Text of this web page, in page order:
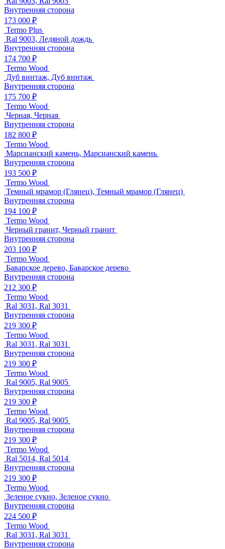
Внутренняя сторона
173 000 ₽
Termo Plus
Ral 9003, Ледяной дождь
Внутренняя сторона
174 700 ₽
Termo Wood
Дуб винтаж, Дуб винтаж
Внутренняя сторона
175 700 ₽
Termo Wood
Черная, Черная
Внутренняя сторона
182 800 ₽
Termo Wood
Марсианский камень, Марсианский камень
Внутренняя сторона
193 500 ₽
Termo Wood
Темный мрамор (Глянец), Темный мрамор (Глянец)
Внутренняя сторона
194 100 ₽
Termo Wood
Черный гранит, Черный гранит
Внутренняя сторона
203 100 ₽
Termo Wood
Баварское дерево, Баварское дерево
Внутренняя сторона
212 300 ₽
Termo Wood
Ral 3031, Ral 3031
Внутренняя сторона
219 300 ₽
Termo Wood
Ral 3031, Ral 3031
Внутренняя сторона
219 300 ₽
Termo Wood
Ral 9005, Ral 9005
Внутренняя сторона
219 300 ₽
Termo Wood
Ral 9005, Ral 9005
Внутренняя сторона
219 300 ₽
Termo Wood
Ral 5014, Ral 5014
Внутренняя сторона
219 300 ₽
Termo Wood
Зеленое сукно, Зеленое сукно
Внутренняя сторона
224 500 ₽
Termo Wood
Ral 3031, Ral 3031
Внутренняя сторона